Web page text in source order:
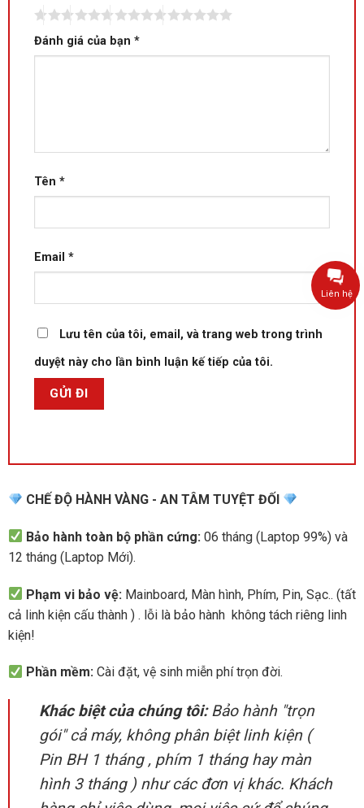
Đánh giá của bạn *
Tên *
Email *
Lưu tên của tôi, email, và trang web trong trình
duyệt này cho lần bình luận kế tiếp của tôi.
CHẾ ĐỘ HÀNH VÀNG - AN TÂM TUYỆT ĐỐI
Bảo hành toàn bộ phần cứng: 06 tháng (Laptop 99%) và
12 tháng (Laptop Mới).
Phạm vi bảo vệ: Mainboard, Màn hình, Phím, Pin, Sạc.. (tất
cả linh kiện cấu thành ) . lỗi là bảo hành không tách riêng linh
kiện!
Phần mềm: Cài đặt, vệ sinh miễn phí trọn đời.
Khác biệt của chúng tôi:Bảo hành "trọn
gói" cả máy, không phân biệt linh kiện (
Pin BH 1 tháng , phím 1 tháng hay màn
hình 3 tháng ) như các đơn vị khác. Khách
Liên hệ